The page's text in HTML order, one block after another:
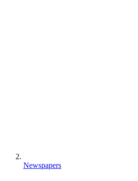
Newspapers